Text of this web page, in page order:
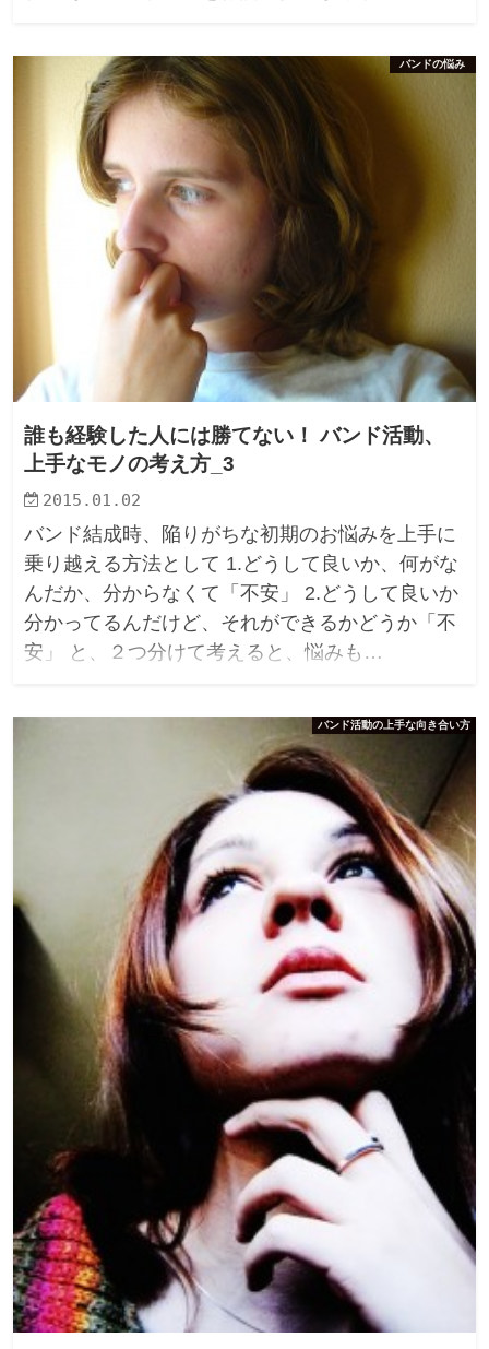
バンドの悩み
誰も経験した人には勝てない！ バンド活動、
上手なモノの考え方_3
2015.01.02
バンド結成時、陥りがちな初期のお悩みを上手に
乗り越える方法として 1.どうして良いか、何がな
んだか、分からなくて「不安」 2.どうして良いか
分かってるんだけど、それができるかどうか「不
安」 と、２つ分けて考えると、悩みも…
バンド活動の上手な向き合い方